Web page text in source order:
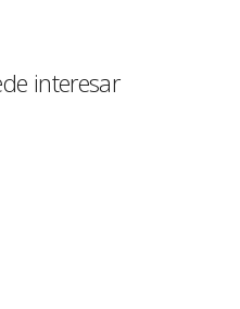
interesar